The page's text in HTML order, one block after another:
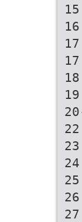
15
16
17
17
18
19
22
23
24
25
26
27